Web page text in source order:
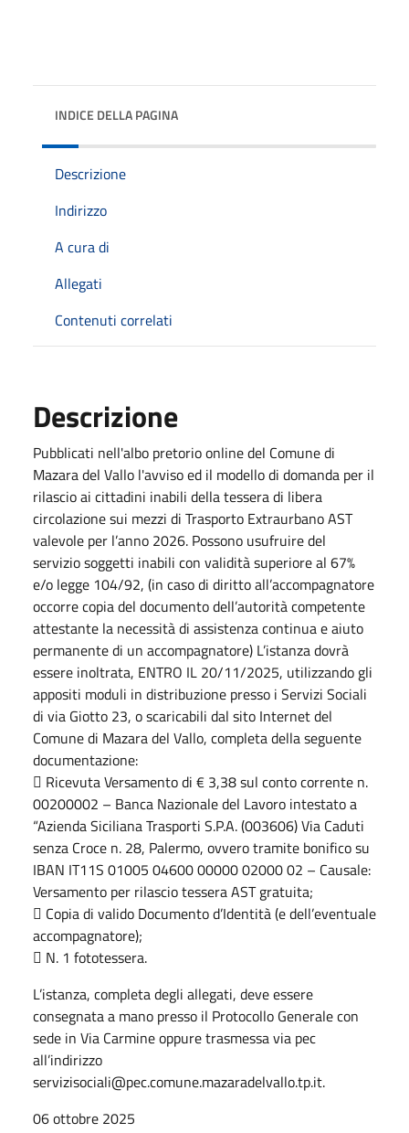
INDICE DELLA PAGINA
Descrizione
Indirizzo
A cura di
Allegati
Contenuti correlati
Descrizione
Pubblicati nell'albo pretorio online del Comune di
Mazara del Vallo l'avviso ed il modello di domanda per il
rilascio ai cittadini inabili della tessera di libera
circolazione sui mezzi di Trasporto Extraurbano AST
valevole per l’anno 2026. Possono usufruire del
servizio soggetti inabili con validità superiore al 67%
e/o legge 104/92, (in caso di diritto all’accompagnatore
occorre copia del documento dell’autorità competente
attestante la necessità di assistenza continua e aiuto
permanente di un accompagnatore) L’istanza dovrà
essere inoltrata, ENTRO IL 20/11/2025, utilizzando gli
appositi moduli in distribuzione presso i Servizi Sociali
di via Giotto 23, o scaricabili dal sito Internet del
Comune di Mazara del Vallo, completa della seguente
documentazione:
 Ricevuta Versamento di € 3,38 sul conto corrente n.
00200002 – Banca Nazionale del Lavoro intestato a
“Azienda Siciliana Trasporti S.P.A. (003606) Via Caduti
senza Croce n. 28, Palermo, ovvero tramite bonifico su
IBAN IT11S 01005 04600 00000 02000 02 – Causale:
Versamento per rilascio tessera AST gratuita;
 Copia di valido Documento d’Identità (e dell’eventuale
accompagnatore);
 N. 1 fototessera.
L’istanza, completa degli allegati, deve essere
consegnata a mano presso il Protocollo Generale con
sede in Via Carmine oppure trasmessa via pec
all’indirizzo
servizisociali@pec.comune.mazaradelvallo.tp.it.
06 ottobre 2025